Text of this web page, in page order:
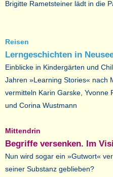
Brigitte Rametsteiner lädt in die
Reisen
Lerngeschichten in
Einblicke in Kindergärten und
Jahren »Learning Stories« nach
vermitteln Karin Garske, Yvonne
und Corina Wustmann
Mittendrin
Begriffe versenken. Im
Nun wird sogar ein »Gutwort«
seiner Substanz geblieben?